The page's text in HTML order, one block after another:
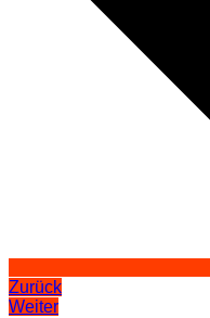
Zurück
Weiter